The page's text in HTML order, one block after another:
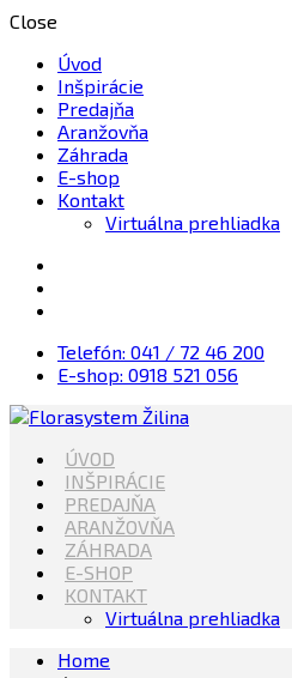
Close
Úvod
Inšpirácie
Predajňa
Aranžovňa
Záhrada
E-shop
Kontakt
Virtuálna prehliadka
Telefón: 041 / 72 46 200
E-shop: 0918 521 056
Florasystem Žilina
Kvety, Sviečky, dekorácie, Záhrada
ÚVOD
INŠPIRÁCIE
PREDAJŇA
ARANŽOVŇA
ZÁHRADA
E-SHOP
KONTAKT
Virtuálna prehliadka
Home